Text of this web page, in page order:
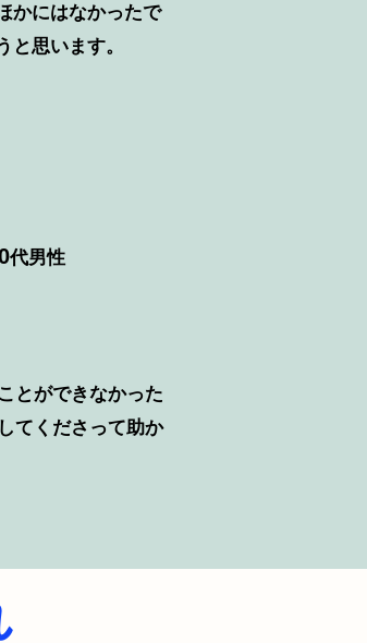
かにはなかったで
思います。
代男性
とができなかった
てくださって助か